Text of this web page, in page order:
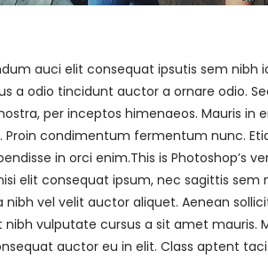
auci elit consequat ipsutis sem nibh
a odio tincidunt auctor a ornare odio.
per inceptos himenaeos. Mauris in
Proin condimentum fermentum nunc.
in orci enim.This is Photoshop’s
elit consequat ipsum, nec sagittis sem
nibh vel velit auctor aliquet. Aenean
vulputate cursus a sit amet mauris.
auctor eu in elit. Class aptent